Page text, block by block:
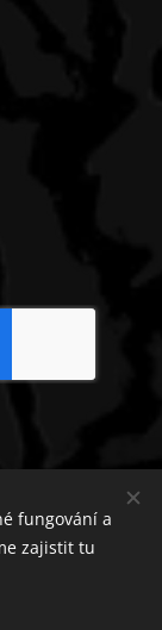
fungování a
zajistit tu